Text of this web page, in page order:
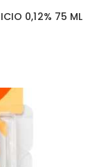
0,12% 75 ML